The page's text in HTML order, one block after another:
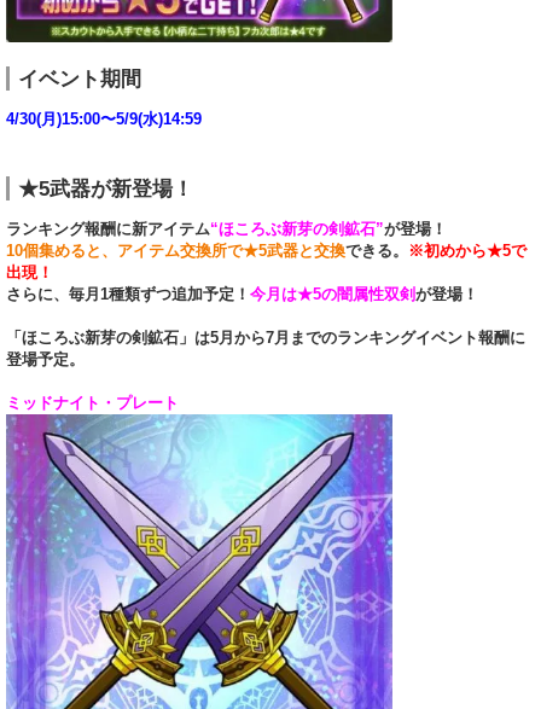
イベント期間
4/30(月)15:00〜5/9(水)14:59
★5武器が新登場！
ランキング報酬に新アイテム“ほころぶ新芽の剣鉱石”が登場！
10個集めると、アイテム交換所で★5武器と交換できる。
※初めから★5で
出現！
さらに、毎月1種類ずつ追加予定！ 今月は★5の闇属性双剣が登場！
「ほころぶ新芽の剣鉱石」は5月から7月までのランキングイベント報酬に
登場予定。
ミッドナイト・プレート